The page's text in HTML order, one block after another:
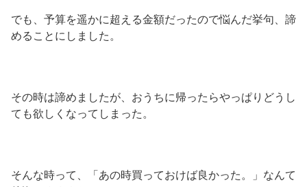
でも、予算を遥かに超える金額だったので悩んだ挙句、諦
めることにしました。
その時は諦めましたが、おうちに帰ったらやっぱりどうし
ても欲しくなってしまった。
そんな時って、「あの時買っておけば良かった。」なんて